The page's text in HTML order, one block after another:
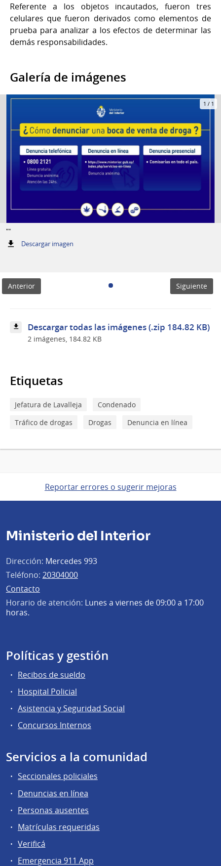
Referente a los objetos incautados, fueron tres
celulares que fueron derivados como elementos de
prueba para analizar a los efectos de determinar las
demás responsabilidades.
Galería de imágenes
1 / 1
""
Descargar imagen:
Anterior Siguiente
Descargar todas las imágenes (.zip 184.82 KB)
2 imágenes, 184.82 KB
Etiquetas
Jefatura de Lavalleja
Condenado
Tráfico de drogas
Drogas Denuncia en línea
Reportar errores o sugerir mejoras
Ministerio del Interior
Dirección: Mercedes 993
Teléfono: 20304000
Contacto
Horario de atención: Lunes a viernes de 09:00 a 17:00
horas.
Políticas y gestión
Recibos de sueldo
Hospital Policial
Asistencia y Seguridad Social
Concursos Internos
Servicios a la comunidad
Seccionales policiales
Denuncias en línea
Personas ausentes
Matrículas requeridas
Verificá
Emergencia 911 App